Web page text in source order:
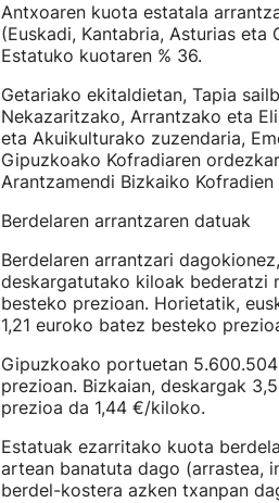
Antxoaren kuota estatala
(Euskadi, Kantabria, Asturias eta
Estatuko kuotaren % 36.
Getariako ekitaldietan, Tapia
Nekazaritzako, Arrantzako eta
eta Akuikulturako zuzendaria,
Gipuzkoako Kofradiaren
Arantzamendi Bizkaiko
Berdelaren arrantzaren datuak
Berdelaren arrantzari
deskargatutako kiloak bederatzi
besteko prezioan. Horietatik,
1,21 euroko batez besteko
Gipuzkoako portuetan
prezioan. Bizkaian, deskargak
prezioa da 1,44 €/kiloko.
Estatuak ezarritako kuota
artean banatuta dago (arrastea,
berdel-kostera azken txanpan